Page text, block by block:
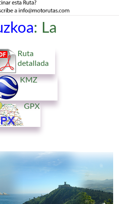
: La
Ruta
detallada
KMZ
GPX